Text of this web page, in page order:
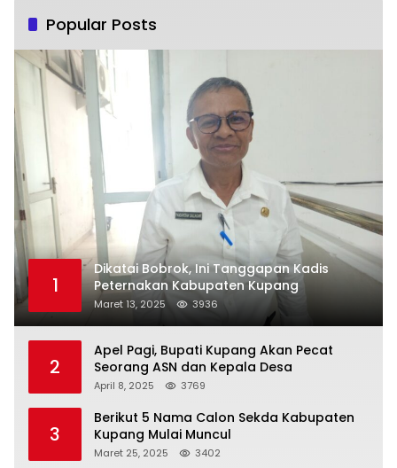
Popular Posts
1
Dikatai Bobrok, Ini Tanggapan Kadis
Peternakan Kabupaten Kupang
Maret 13, 2025 3936
2
Apel Pagi, Bupati Kupang Akan Pecat
Seorang ASN dan Kepala Desa
April 8, 2025 3769
3
Berikut 5 Nama Calon Sekda Kabupaten
Kupang Mulai Muncul
Maret 25, 2025 3402